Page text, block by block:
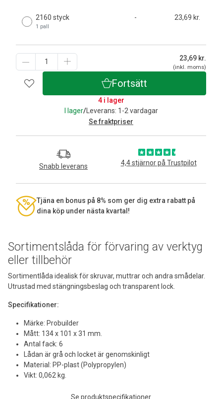
Sortimentslåda för förvaring av verktyg
eller tillbehör
Sortimentlåda idealisk för skruvar, muttrar och andra smådelar.
Utrustad med stängningsbeslag och transparent lock.
Specifikationer:
Märke: Probuilder
Mått: 134 x 101 x 31 mm.
Antal fack: 6
Lådan är grå och locket är genomskinligt
Material: PP-plast (Polypropylen)
Vikt: 0,062 kg.
Se produktspecifikationer
2160 styck
1 pall
- 23,69 kr.
23,69 kr.
(inkl. moms)
Fortsätt
4 i lager
I lager/Leverans: 1-2 vardagar
Se fraktpriser
Snabb leverans 4,4 stjärnor på Trustpilot
Tjäna en bonus på 8% som ger dig extra rabatt på
dina köp under nästa kvartal!